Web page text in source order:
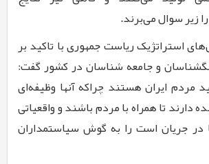
زیر سوال می‌برند.
استراتژیک ریاست جمهوری با تاکید بر
و جامعه شناسان در کشور گفت:
مردم ایران هستند چراکه آنها وظیفه‌ای
دارند تا همراه با مردم باشند و واقعیاتی
در جریان است را به گوش سیاستمداران